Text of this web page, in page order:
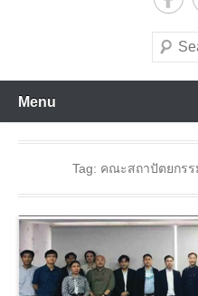
ปัตยฯ ม
Search
Menu
Tag: คณะสถาปัตยกร